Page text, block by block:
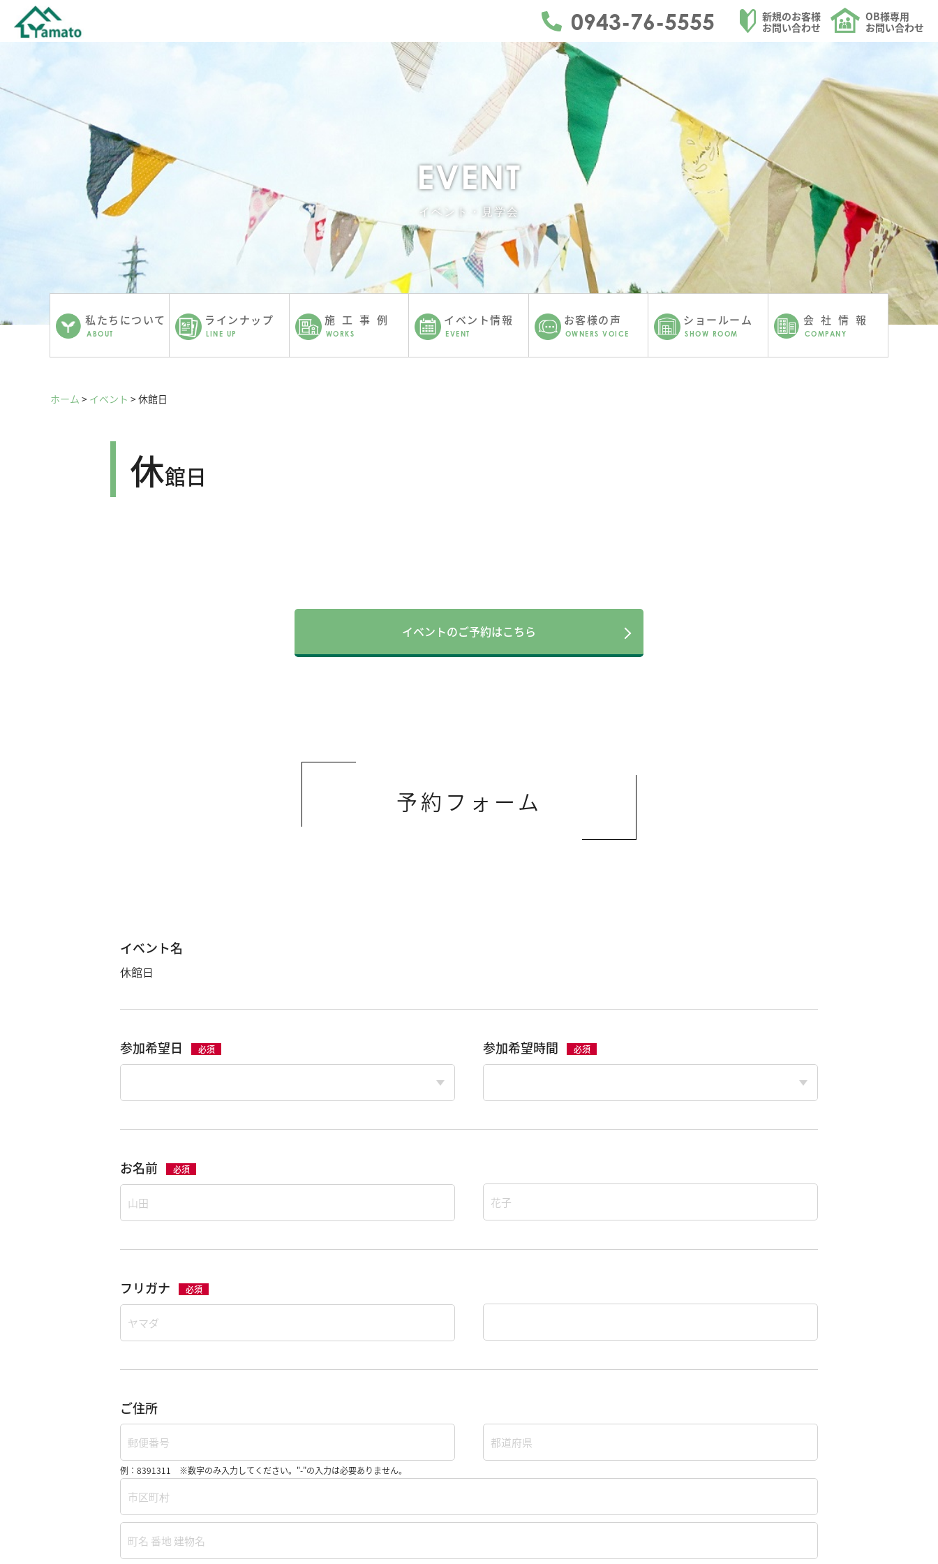
うきは市・久留米市・朝倉市・日田市を中心にリフォームを請け負う大和ハウジングの休館日のページ
0943-76-5555
新規のお客様
お問い合わせ
OB様専用
お問い合わせ
私たちについて
ABOUT
ラインナップ
LINE UP
施工事例
WORKS
イベント情報
EVENT
お客様の声
OWNERS VOICE
ショールーム
SHOW ROOM
会社情報
COMPANY
EVENT
イベント・見学会
ホーム > イベント > 休館日
休館日
イベントのご予約はこちら
予約フォーム
イベント名
休館日
参加希望日 必須 参加希望時間 必須
お名前 必須
フリガナ 必須
ご住所
例：8391311 ※数字のみ入力してください。"-"の入力は必要ありません。